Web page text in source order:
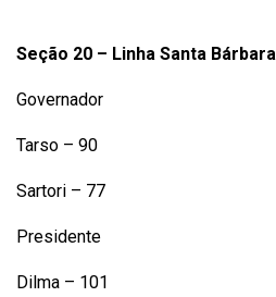
Seção 20 – Linha Santa Bárbara
Governador
Tarso – 90
Sartori – 77
Presidente
Dilma – 101